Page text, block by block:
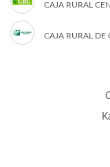
CAJA RURAL
CAJA RURAL DE